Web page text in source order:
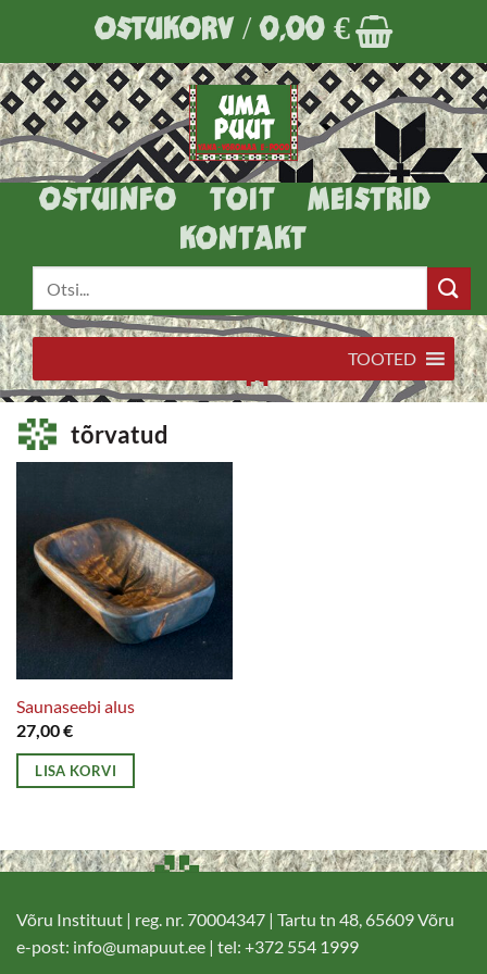
content
OSTUKORV /0,00 €
OSTUINFO TOIT
MEISTRID
KONTAKT
TOOTED
tõrvatud
Saunaseebi alus
27,00€
LISA KORVI
Võru Instituut | reg. nr. 70004347 | Tartu tn 48, 65609 Võru
e-post: info@umapuut.ee | tel: +372 554 1999